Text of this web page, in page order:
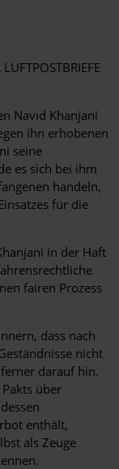
Navid Khanjani
ihn erhobenen
seine
es sich bei ihm
handeln,
für die
in der Haft
fairen Prozess
dass nach
nicht
darauf hin.
über
enthält,
als Zeuge